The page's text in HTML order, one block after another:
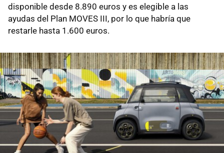
disponible desde 8.890 euros y es elegible a las
ayudas del Plan MOVES III, por lo que habría que
restarle hasta 1.600 euros.